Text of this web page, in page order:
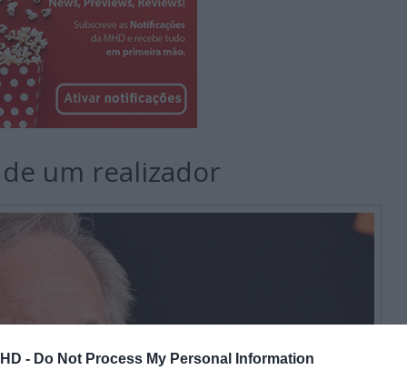
- Do Not Process My Personal Information
um realizador